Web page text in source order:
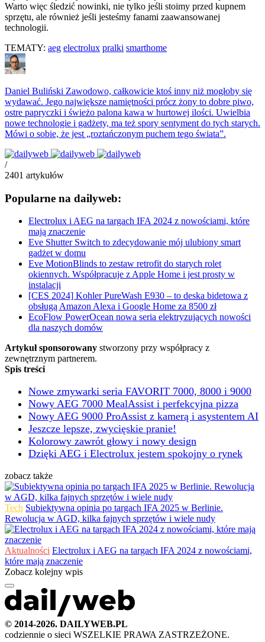
Warto więc śledzić nowinki, nie tylko jeśli stoimy przed kupnem
sprzętu, ale również jeśli jesteśmy fanami zaawansowanej
technologii.
TEMATY: aeg electrolux pralki smarthome
Daniel Buliński Zawodowo, całkowicie ktoś inny niż mogłoby się
wydawać. Jego największe namiętności prócz żony to dobre piwo,
ostre papryczki i świeżo palona kawa w hurtowej ilości. Uwielbia
nowe technologie i gadżety, ma też spory sentyment do tych starych.
Mówi o sobie, że jest „roztańczonym puchem tego świata”.
/
2401 artykułów
Popularne na dailyweb:
Electrolux i AEG na targach IFA 2024 z nowościami, które
mają znaczenie
Eve Shutter Switch to zdecydowanie mój ulubiony smart
gadżet w domu
Eve MotionBlinds to zestaw retrofit do starych rolet
okiennych. Współpracuje z Apple Home i jest prosty w
instalacji
[CES 2024] Kohler PureWash E930 – to deska bidetowa z
obsługą Amazon Alexa i Google Home za 8500 zł
EcoFlow PowerOcean nowa seria elektryzujących nowości
dla naszych domów
Artykuł sponsorowany stworzony przy współpracy z
zewnętrznym partnerem.
Spis treści
Nowe zmywarki seria FAVORIT 7000, 8000 i 9000
Nowy AEG 7000 MealAssist i perfekcyjna pizza
Nowy AEG 9000 ProAssist z kamerą i asystentem AI
Jeszcze lepsze, zwycięskie pranie!
Kolorowy zawrót głowy i nowy design
Dzięki AEG i Electrolux jestem spokojny o rynek
zobacz także
Tech Subiektywna opinia po targach IFA 2025 w Berlinie.
Rewolucja w AGD, kilka fajnych sprzętów i wiele nudy
Aktualności Electrolux i AEG na targach IFA 2024 z nowościami,
które mają znaczenie
Zobacz kolejny wpis
© 2014-2026. DAILYWEB.PL
codziennie o sieci WSZELKIE PRAWA ZASTRZEŻONE.